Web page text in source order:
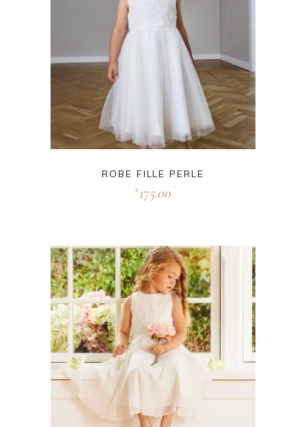
ROBE FILLE PERLE
€175.00